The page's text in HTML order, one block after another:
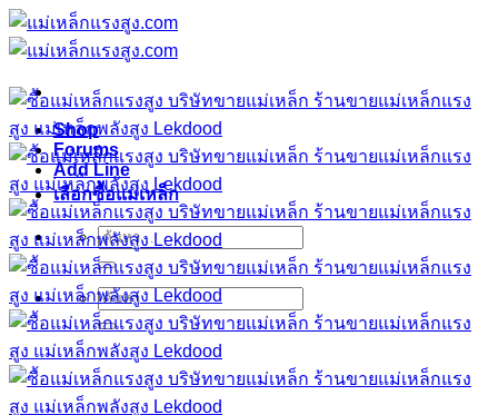
ข้าม
ไป
เนื้อหา
Shop
Forums
Add Line
เลือกซื้อแม่เหล็ก
ค้นหา:
ค้นหา: